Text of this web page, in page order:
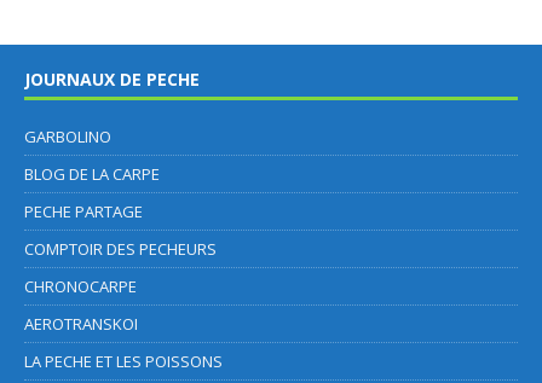
JOURNAUX DE PECHE
GARBOLINO
BLOG DE LA CARPE
PECHE PARTAGE
COMPTOIR DES PECHEURS
CHRONOCARPE
AEROTRANSKOI
LA PECHE ET LES POISSONS